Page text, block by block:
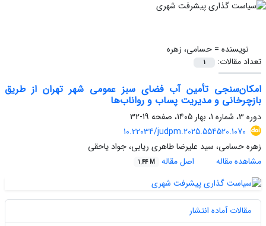
نویسنده =حسامی، زهره
تعداد مقالات:
1
امکان‌سنجی تأمین آب فضای سبز عمومی شهر تهران از طریق
بازچرخانی و مدیریت پساب و رواناب‌ها
دوره 3، شماره 1، بهار 1405، صفحه
19-32
10.22034/judpm.2025.554520.1070
زهره حسامی، سید علیرضا طاهری ریابی، جواد یاحقی
مشاهده مقاله
اصل مقاله 1.44 M
مقالات آماده انتشار